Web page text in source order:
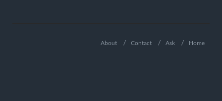
Home
Ask
Contact
About